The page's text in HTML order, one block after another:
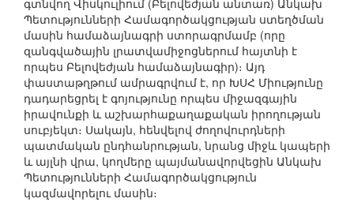
գտնվող Վիսկուլիում (Բելովեժյան անտառ) Անկախ
Պետությունների Համագործակցության ստեղծման
մասին համաձայնագրի ստորագրմամբ (որը
զանգվածային լրատվամիջոցներում հայտնի է
որպես Բելովեժյան համաձայնագիր)։ Այդ
փաստաթղթում ամրագրվում է, որ ԽՍՀ Միությունը
դադարեցրել է գոյությունը որպես միջազգային
իրավունքի և աշխարհաքաղաքական իրողության
սուբյեկտ։ Սակայն, հենվելով ժողովուրդների
պատմական ընդհանրության, նրանց միջև կապերի
և այլնի վրա, կողմերը պայմանավորվեցին Անկախ
Պետությունների Համագործակցություն
կազմավորելու մասին։